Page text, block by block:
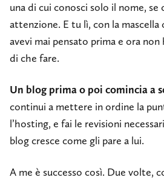
una di cui conosci solo il nome,
attenzione. E tu lì, con la mascella
avevi mai pensato prima e ora non
di che fare.
Un blog prima o poi comincia a
continui a mettere in ordine la
l’hosting, e fai le revisioni
blog cresce come gli pare a lui.
A me è successo così. Due volte,